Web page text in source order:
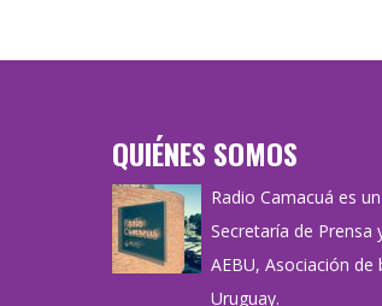
QUIÉNES SOMOS
Radio Camacuá es
Secretaría de Prensa
AEBU, Asociación de
Uruguay.